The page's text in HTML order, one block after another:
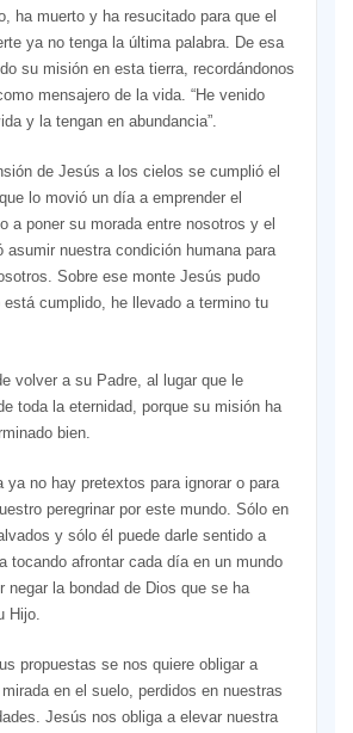
ha muerto y ha resucitado para que el
ya no tenga la última palabra. De esa
su misión en esta tierra, recordándonos
mensajero de la vida. “He venido
y la tengan en abundancia”.
de Jesús a los cielos se cumplió el
lo movió un día a emprender el
a poner su morada entre nosotros y el
asumir nuestra condición humana para
Sobre ese monte Jesús pudo
cumplido, he llevado a termino tu
volver a su Padre, al lugar que le
toda la eternidad, porque su misión ha
bien.
ya no hay pretextos para ignorar o para
peregrinar por este mundo. Sólo en
y sólo él puede darle sentido a
tocando afrontar cada día en un mundo
negar la bondad de Dios que se ha
Hijo.
propuestas se nos quiere obligar a
en el suelo, perdidos en nuestras
Jesús nos obliga a elevar nuestra